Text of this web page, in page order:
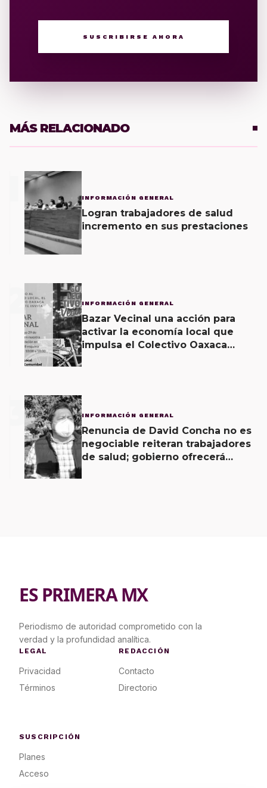
SUSCRIBIRSE AHORA
MÁS RELACIONADO
INFORMACIÓN GENERAL
Logran trabajadores de salud
incremento en sus prestaciones
2 INFORMACIÓN GENERAL
Bazar Vecinal una acción para
activar la economía local que
impulsa el Colectivo Oaxaca
3 INFORMACIÓN GENERAL
Renuncia de David Concha no es
negociable reiteran trabajadores
de salud; gobierno ofrecerá
ES PRIMERA MX
Periodismo de autoridad comprometido con la
verdad y la profundidad analítica.
LEGAL
Privacidad
Términos
REDACCIÓN
Contacto
Directorio
SUSCRIPCIÓN
Planes
Acceso